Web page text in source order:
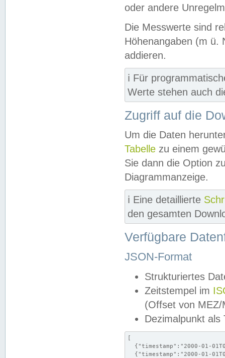
oder andere
Die Messwerte sind
Höhenangaben (m ü.
addieren.
ℹ️ Für
Werte stehen auch
Zugriff auf die
Um die Daten
Tabelle zu einem
Sie dann die Option
Diagrammanzeige.
ℹ️ Eine detaillierte
den gesamten
Verfügbare
JSON-Format
Strukturiertes
Zeitstempel im
(Offset von MEZ/
Dezimalpunkt als
[
{"timestamp":"2000-01-
{"timestamp":"2000-01-